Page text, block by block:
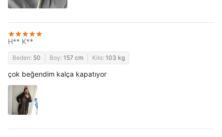
H** K**
Beden: 50 Boy: 157 cm Kilo: 103 kg
çok beğendim kalça kapatıyor